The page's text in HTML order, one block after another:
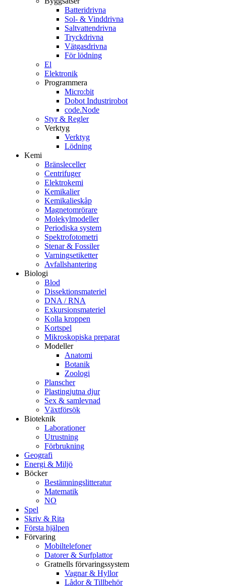
Batteridrivna
Sol- & Vinddrivna
Saltvattendrivna
Tryckdrivna
Vätgasdrivna
För lödning
El
Elektronik
Programmera
Micro:bit
Dobot Industrirobot
code.Node
Styr & Regler
Verktyg
Verktyg
Lödning
Kemi
Bränsleceller
Centrifuger
Elektrokemi
Kemikalier
Kemikalieskåp
Magnetomrörare
Molekylmodeller
Periodiska system
Spektrofotometri
Stenar & Fossiler
Varningsetiketter
Avfallshantering
Biologi
Blod
Dissektionsmateriel
DNA / RNA
Exkursionsmateriel
Kolla kroppen
Kortspel
Mikroskopiska preparat
Modeller
Anatomi
Botanik
Zoologi
Planscher
Plastingjutna djur
Sex & samlevnad
Växtförsök
Bioteknik
Laborationer
Utrustning
Förbrukning
Geografi
Energi & Miljö
Böcker
Bestämningslitteratur
Matematik
NO
Spel
Skriv & Rita
Första hjälpen
Förvaring
Mobiltelefoner
Datorer & Surfplattor
Gratnells förvaringssystem
Vagnar & Hyllor
Lådor & Tillbehör